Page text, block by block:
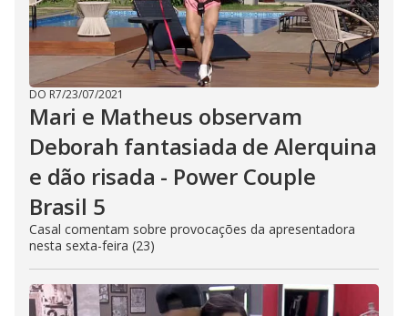
DO R7/23/07/2021
Mari e Matheus observam
Deborah fantasiada de Alerquina
e dão risada - Power Couple
Brasil 5
Casal comentam sobre provocações da apresentadora
nesta sexta-feira (23)